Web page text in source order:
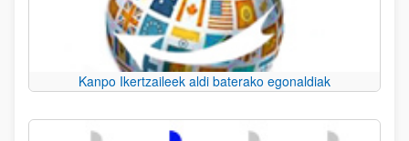
Kanpo Ikertzaileek aldi baterako egonaldiak